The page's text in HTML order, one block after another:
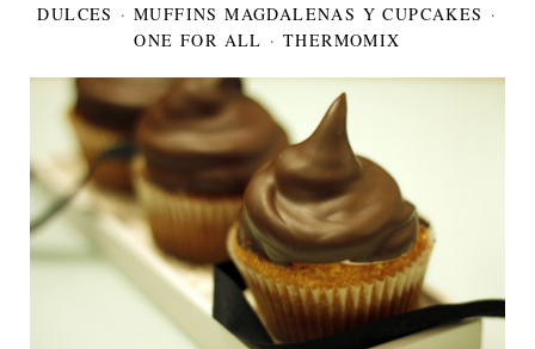
DULCES ·MUFFINS MAGDALENAS Y CUPCAKES ·
ONE FOR ALL · THERMOMIX